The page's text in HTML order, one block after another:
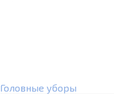
Головные уборы